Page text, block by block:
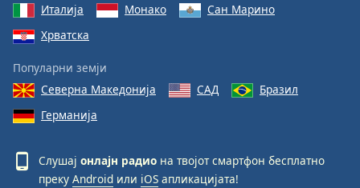
Италија
Монако
Сан Марино
Хрватска
Популарни земји
Северна Македонија
САД
Бразил
Германија
Слушај онлајн радио на твојот смартфон бесплатно
преку Android или iOS апликацијата!